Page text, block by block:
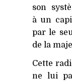
son
à un
par le
de la
Cette
ne lui